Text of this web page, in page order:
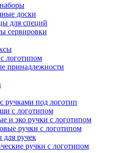
доски
для специй
сервировки
логотипом
принадлежности
ручками под логотип
с логотипом
и эко ручки с логотипом
ручки с логотипом
ручек
ручки с логотипом